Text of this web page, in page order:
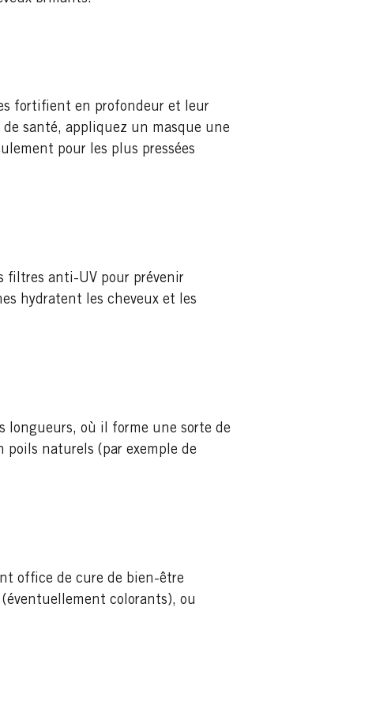
fortifient en profondeur et leur
santé, appliquez un masque une
pour les plus pressées
filtres anti-UV pour prévenir
hydratent les cheveux et les
longueurs, où il forme une sorte de
poils naturels (par exemple de
office de cure de bien-être
colorants), ou